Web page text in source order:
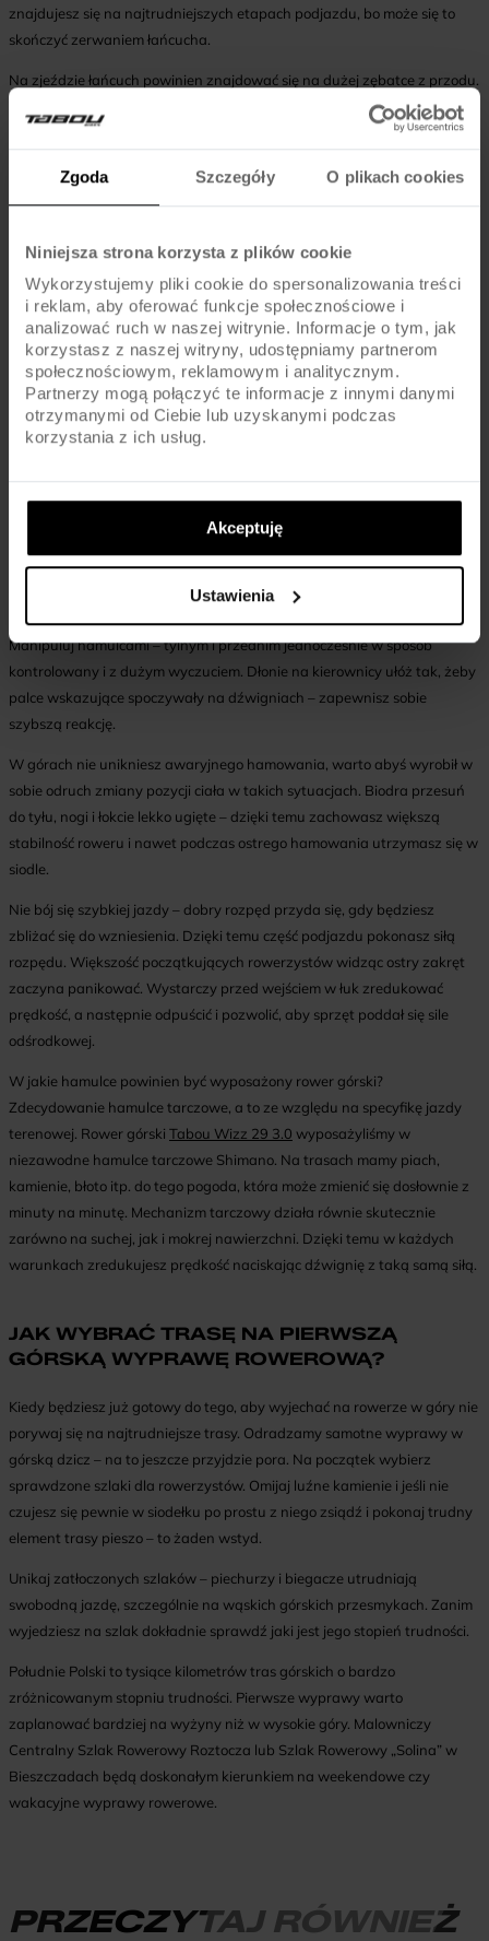
Zgoda Szczegóły O plikach cookies
Niniejsza strona korzysta z plików cookie
Wykorzystujemy pliki cookie do spersonalizowania treści
i reklam, aby oferować funkcje społecznościowe i
analizować ruch w naszej witrynie. Informacje o tym, jak
korzystasz z naszej witryny, udostępniamy partnerom
społecznościowym, reklamowym i analitycznym.
Partnerzy mogą połączyć te informacje z innymi danymi
otrzymanymi od Ciebie lub uzyskanymi podczas
korzystania z ich usług.
Akceptuję
Ustawienia
znajdujesz się na najtrudniejszych etapach podjazdu, bo może się to
skończyć zerwaniem łańcucha.
Na zjeździe łańcuch powinien znajdować się na dużej zębatce z przodu.
Tylne przełożenia redukuj stopniowo w miarę przyspieszania.
Kupując rower górski zwróć uwagę na jakość osprzętu i jego
dopasowanie do trudnych warunków. Najbardziej znane i niezawodne
marki. Dobraliśmy je tak, abyś mógł wybrać rower najlepiej dopasowany
do Twojej techniki jazdy.Tabou Blade 29 4.0to mocna maszyna z
osprzętem Shimano Deore, który dobrze sprawdzi się nawet w
amatorskim ściganiu MTB.
HAMOWANIE NA ROWERZE GÓRSKIM
Jazda w trudnym i zróżnicowanym terenie wymaga również
hamulca na stromym zjeździe może skończyć się poważnym
wypadkiem. Agresywne hamowanie tyłem to najlepszy sposób na to,
aby wpaść w poślizg.
Jak zatem hamować na rowerze górskim? Spokojnie i w sposób
precyzyjny. Musisz mieć pełną kontrolę nad prędkością z jaką jedziesz.
Manipuluj hamulcami – tylnym i przednim jednocześnie w sposób
kontrolowany i z dużym wyczuciem. Dłonie na kierownicy ułóż tak, żeby
palce wskazujące spoczywały na dźwigniach – zapewnisz sobie
szybszą reakcję.
W górach nie unikniesz awaryjnego hamowania, warto abyś wyrobił w
sobie odruch zmiany pozycji ciała w takich sytuacjach. Biodra przesuń
do tyłu, nogi i łokcie lekko ugięte – dzięki temu zachowasz większą
stabilność roweru i nawet podczas ostrego hamowania utrzymasz się w
siodle.
Nie bój się szybkiej jazdy – dobry rozpęd przyda się, gdy będziesz
zbliżać się do wzniesienia. Dzięki temu część podjazdu pokonasz siłą
rozpędu. Większość początkujących rowerzystów widząc ostry zakręt
zaczyna panikować. Wystarczy przed wejściem w łuk zredukować
prędkość, a następnie odpuścić i pozwolić, aby sprzęt poddał się sile
odśrodkowej.
W jakie hamulce powinien być wyposażony rower górski?
Zdecydowanie hamulce tarczowe, a to ze względu na specyfikę jazdy
terenowej. Rower górski Tabou Wizz 29 3.0 wyposażyliśmy w
niezawodne hamulce tarczowe Shimano. Na trasach mamy piach,
kamienie, błoto itp. do tego pogoda, która może zmienić się dosłownie z
minuty na minutę. Mechanizm tarczowy działa równie skutecznie
zarówno na suchej, jak i mokrej nawierzchni. Dzięki temu w każdych
warunkach zredukujesz prędkość naciskając dźwignię z taką samą siłą.
JAK WYBRAĆ TRASĘ NA PIERWSZĄ
GÓRSKĄ WYPRAWĘ ROWEROWĄ?
Kiedy będziesz już gotowy do tego, aby wyjechać na rowerze w góry nie
porywaj się na najtrudniejsze trasy. Odradzamy samotne wyprawy w
górską dzicz – na to jeszcze przyjdzie pora. Na początek wybierz
sprawdzone szlaki dla rowerzystów. Omijaj luźne kamienie i jeśli nie
czujesz się pewnie w siodełku po prostu z niego zsiądź i pokonaj trudny
element trasy pieszo – to żaden wstyd.
Unikaj zatłoczonych szlaków – piechurzy i biegacze utrudniają
swobodną jazdę, szczególnie na wąskich górskich przesmykach. Zanim
wyjedziesz na szlak dokładnie sprawdź jaki jest jego stopień trudności.
Południe Polski to tysiące kilometrów tras górskich o bardzo
zróżnicowanym stopniu trudności. Pierwsze wyprawy warto
zaplanować bardziej na wyżyny niż w wysokie góry. Malowniczy
Centralny Szlak Rowerowy Roztocza lub Szlak Rowerowy „Solina” w
Bieszczadach będą doskonałym kierunkiem na weekendowe czy
wakacyjne wyprawy rowerowe.
PRZECZYTAJ RÓWNIEŻ